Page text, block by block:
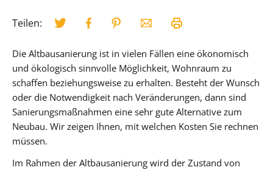
Teilen:
Die Altbausanierung ist in vielen Fällen eine ökonomisch
und ökologisch sinnvolle Möglichkeit, Wohnraum zu
schaffen beziehungsweise zu erhalten. Besteht der Wunsch
oder die Notwendigkeit nach Veränderungen, dann sind
Sanierungsmaßnahmen eine sehr gute Alternative zum
Neubau. Wir zeigen Ihnen, mit welchen Kosten Sie rechnen
müssen.
Im Rahmen der Altbausanierung wird der Zustand von